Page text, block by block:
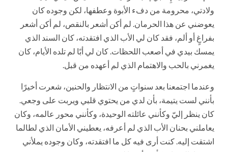
ولادتي، محرومة من دفء الأبوة وعطفها، لكن وجوده كان
يعوضني عن هذا الحرمان. لم أكن أشعر بالنقص، لم أكن أشعر
بفراغٍ أو ألم، فقد كان لي الأب الذي افتقدته، كان السند الذي
يمسك بيدي في أصعب اللحظات. كان لي أبًا لم تلده الأيام، كان
يغمرني بالحب والاهتمام الذي لم أعهده من قبل.
وعندما اجتمعنا بعد سنواتٍ من الانتظار والحنين، شعرت أخيرًا
بأنني لست يتيمة، بأن لدي من يحتوي قلبي ويربت على وجعي.
كان ينظر إليّ وكأنني عائلته الوحيدة، وكأنني محور عالمه، وكان
يعاملني بحنان الأب الذي لم أعرفه، يعطيني الأمان الذي لطالما
اشتقت إليه. كنت أرى فيه كل ما افتقدته، وكان وجوده يملأني